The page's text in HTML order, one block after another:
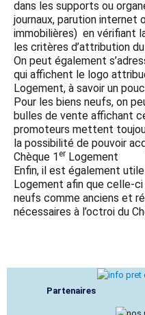
dans les supports ou
journaux, parution internet
immobilières) en vérifiant
les critères d’attribution
On peut également
qui affichent le logo
Logement, à savoir un
Pour les biens neufs, on
bulles de vente affichant
promoteurs mettent
la possibilité de pouvoir
Chèque 1 er Logement
Enfin, il est également
Logement afin que celle-
neufs comme anciens et
nécessaires à l’octroi du
Partenaires